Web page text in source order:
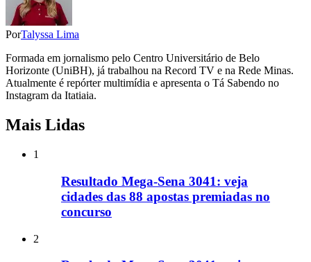
PorTalyssa Lima
Formada em jornalismo pelo Centro Universitário de Belo
Horizonte (UniBH), já trabalhou na Record TV e na Rede Minas.
Atualmente é repórter multimídia e apresenta o Tá Sabendo no
Instagram da Itatiaia.
Mais Lidas
1
Resultado Mega-Sena 3041: veja
cidades das 88 apostas premiadas no
concurso
2